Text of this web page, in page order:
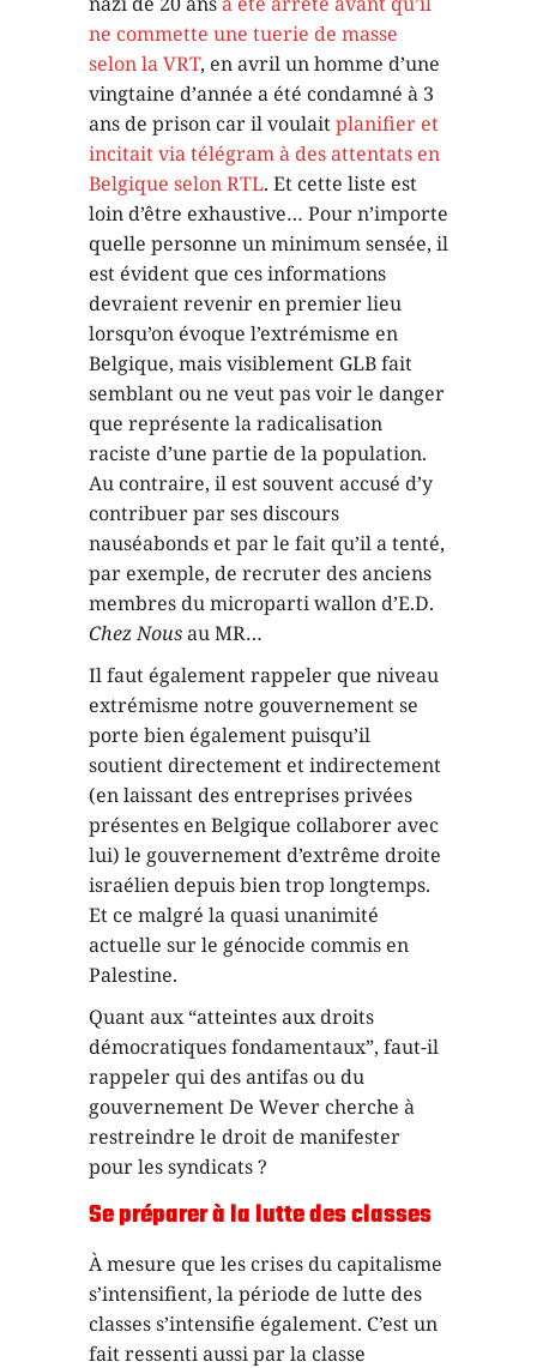
ne commette une tuerie de masse
selon la VRT, en avril un homme d’une
vingtaine d’année a été condamné à 3
ans de prison car il voulaitplanifier et
incitait via télégram à des attentats en
Belgique selon RTL. Et cette liste est
loin d’être exhaustive… Pour n’importe
quelle personne un minimum sensée, il
est évident que ces informations
devraient revenir en premier lieu
lorsqu’on évoque l’extrémisme en
Belgique, mais visiblement GLB fait
semblant ou ne veut pas voir le danger
que représente la radicalisation
raciste d’une partie de la population.
Au contraire, il est souvent accusé d’y
contribuer par ses discours
nauséabonds et par le fait qu’il a tenté,
par exemple, de recruter des anciens
membres du microparti wallon d’E.D.
Chez Nousau MR…
Il faut également rappeler que niveau
extrémisme notre gouvernement se
porte bien également puisqu’il
soutient directement et indirectement
(en laissant des entreprises privées
présentes en Belgique collaborer avec
lui) le gouvernement d’extrême droite
israélien depuis bien trop longtemps.
Et ce malgré la quasi unanimité
actuelle sur le génocide commis en
Palestine.
Quant aux “atteintes aux droits
démocratiques fondamentaux”, faut-il
rappeler qui des antifas ou du
gouvernement De Wever cherche à
restreindre le droit de manifester
pour les syndicats ?
Se préparer à la lutte des classes
À mesure que les crises du capitalisme
s’intensifient, la période de lutte des
classes s’intensifie également. C’est un
fait ressenti aussi par la classe